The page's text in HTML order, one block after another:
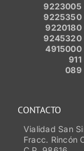
9223005
9225350
9220180
9245320
4915000
911
089
CONTACTO
Vialidad San
Fracc. Rincón